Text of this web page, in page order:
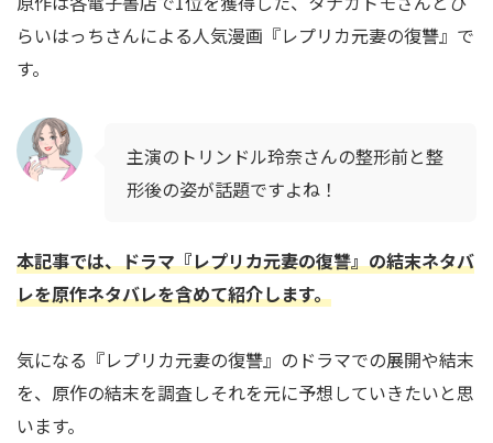
らいはっちさんによる人気漫画『レプリカ元妻の復讐』で
す。
主演のトリンドル玲奈さんの整形前と整
形後の姿が話題ですよね！
本記事では、ドラマ『レプリカ元妻の復讐』の結末ネタバ
レを原作ネタバレを含めて紹介します。
気になる『レプリカ元妻の復讐』のドラマでの展開や結末
を、原作の結末を調査しそれを元に予想していきたいと思
います。